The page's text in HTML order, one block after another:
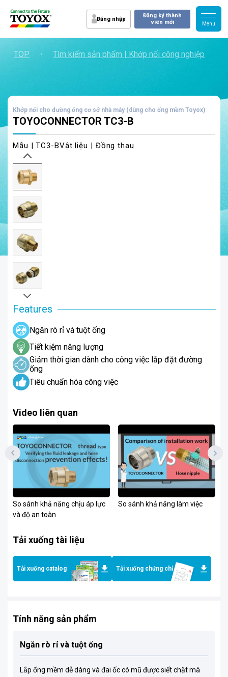
Đăng nhập
Đăng ký thành
viên mới
TOP ・ Tìm kiếm sản phẩm | Khớp nối công nghiệp
Khớp nối cho đường ống cơ sở nhà máy (dùng cho ống mềm Toyox)
TOYOCONNECTOR TC3-B
Mẫu | TC3-BVật liệu | Đồng thau
Features
Ngăn rò rỉ và tuột ống
Tiết kiệm năng lượng
Giảm thời gian dành cho công việc lắp đặt đường
ống
Tiêu chuẩn hóa công việc
Video liên quan
So sánh khả năng chịu áp lực
và độ an toàn
So sánh khả năng làm việc
Tải xuống tài liệu
Tải xuống catalog Tải xuống chứng chỉ
Tính năng sản phẩm
Ngăn rò rỉ và tuột ống
Lắp ống mềm dễ dàng và đai ốc có mũ được siết chặt mà